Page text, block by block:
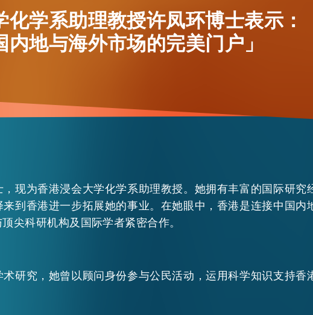
化学系助理教授许凤环博士表示：
地与海外市场的完美门户」
现为香港浸会大学化学系助理教授。她拥有丰富的国际研究
到香港进一步拓展她的事业。在她眼中，香港是连接中国内
尖科研机构及国际学者紧密合作。
研究，她曾以顾问身份参与公民活动，运用科学知识支持香